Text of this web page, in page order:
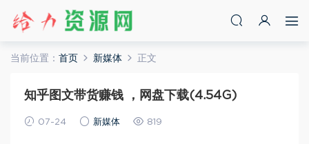
当前位置： 首页 新媒体 正文
知乎图文带货赚钱 ，网盘下载(4.54G)
07-24 新媒体 819